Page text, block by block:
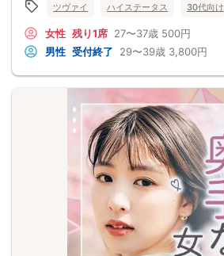
ツヴァイ ハイステータス 30代向け
女性 残り1席 27〜37歳 500円
男性 受付終了 29〜39歳 3,800円